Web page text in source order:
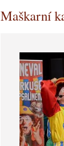
Maškarní